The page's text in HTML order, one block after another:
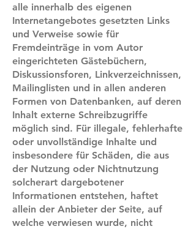
alle innerhalb des eigenen
Internetangebotes gesetzten Links
und Verweise sowie für
Fremdeinträge in vom Autor
eingerichteten Gästebüchern,
Diskussionsforen, Linkverzeichnissen,
Mailinglisten und in allen anderen
Formen von Datenbanken, auf deren
Inhalt externe Schreibzugriffe
möglich sind. Für illegale, fehlerhafte
oder unvollständige Inhalte und
insbesondere für Schäden, die aus
der Nutzung oder Nichtnutzung
solcherart dargebotener
Informationen entstehen, haftet
allein der Anbieter der Seite, auf
welche verwiesen wurde, nicht